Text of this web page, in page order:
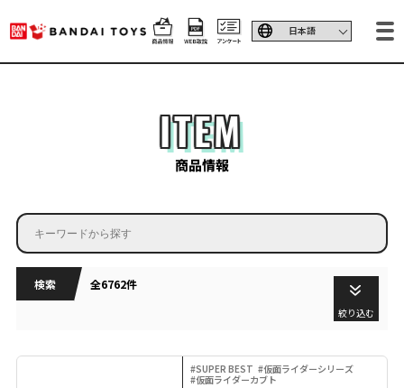
ITEM
商品情報
検索 全6762件
絞り込む
#SUPER BEST #仮面ライダーシリーズ
#仮面ライダーカブト